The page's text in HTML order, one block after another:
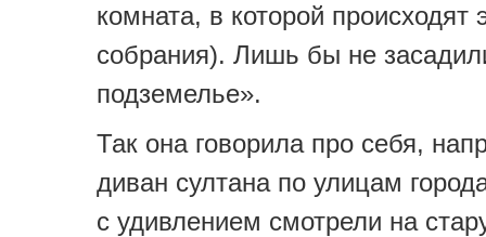
комната, в которой происходят
собрания). Лишь бы не
подземелье».
Так она говорила про себя,
диван султана по улицам
с удивлением смотрели на